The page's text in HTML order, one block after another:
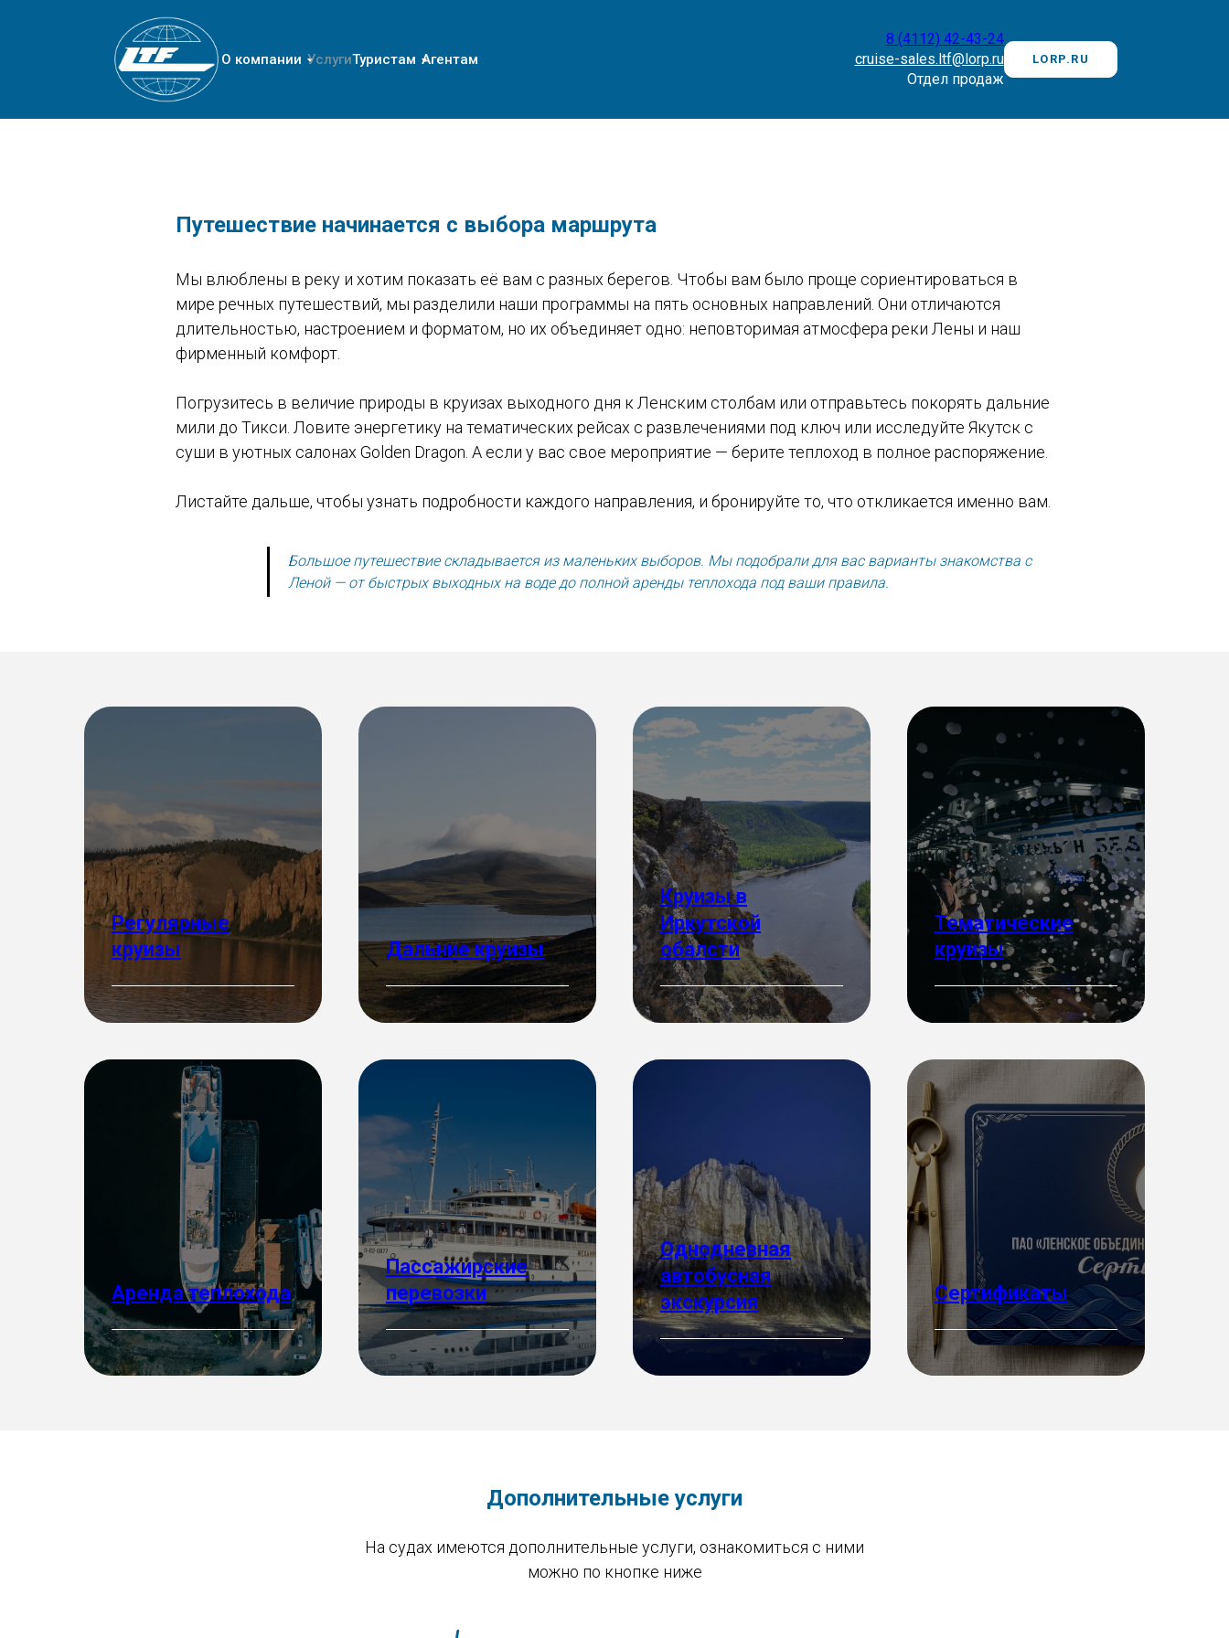
О компании УслугиТуристам Агентам
8 (4112) 42-43-24
cruise-sales.ltf@lorp.ru
Отдел продаж
LORP.RU
Путешествие начинается с выбора маршрута
Мы влюблены в реку и хотим показать её вам с разных берегов. Чтобы вам было проще сориентироваться в
мире речных путешествий, мы разделили наши программы на пять основных направлений. Они отличаются
длительностью, настроением и форматом, но их объединяет одно: неповторимая атмосфера реки Лены и наш
фирменный комфорт.
Погрузитесь в величие природы в круизах выходного дня к Ленским столбам или отправьтесь покорять дальние
мили до Тикси. Ловите энергетику на тематических рейсах с развлечениями под ключ или исследуйте Якутск с
суши в уютных салонах Golden Dragon. А если у вас свое мероприятие — берите теплоход в полное распоряжение.
Листайте дальше, чтобы узнать подробности каждого направления, и бронируйте то, что откликается именно вам.
Большое путешествие складывается из маленьких выборов. Мы подобрали для вас варианты знакомства с
Леной — от быстрых выходных на воде до полной аренды теплохода под ваши правила.
Регулярные
круизы
Дальние круизы
Подробнее
Круизы в
Иркутской
обалсти
Тематические
круизы
Аренда теплохода
Подробнее
Пассажирские
перевозки
Подробнее
Однодневная
автобусная
экскурсия
Сертификаты
Подробнее
Дополнительные услуги
На судах имеются дополнительные услуги, ознакомиться с ними
можно по кнопке ниже